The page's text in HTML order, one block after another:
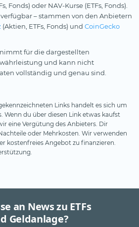
Fonds) oder NAV-Kurse (ETFs, Fonds).
– stammen von den Anbietern
(Aktien, ETFs, Fonds) und CoinGecko
für die dargestellten
und kann nicht
vollständig und genau sind.
Links handelt es sich um
Wenn du über diesen Link etwas kaufst
eine Vergütung des Anbieters. Dir
oder Mehrkosten. Wir verwenden
kostenfreies Angebot zu finanzieren.
an News zu ETFs
Geldanlage?